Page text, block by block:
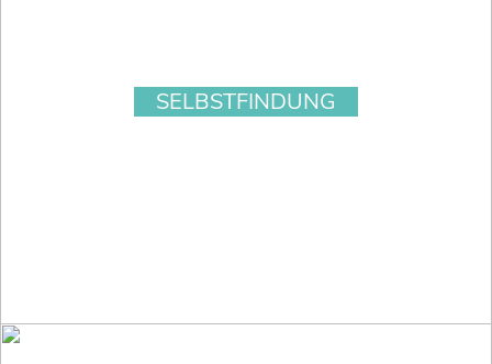
SELBSTFINDUNG